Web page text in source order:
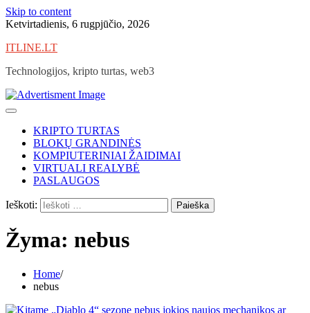
Skip to content
Ketvirtadienis, 6 rugpjūčio, 2026
ITLINE.LT
Technologijos, kripto turtas, web3
KRIPTO TURTAS
BLOKŲ GRANDINĖS
KOMPIUTERINIAI ŽAIDIMAI
VIRTUALI REALYBĖ
PASLAUGOS
Ieškoti:
Žyma: nebus
Home
nebus